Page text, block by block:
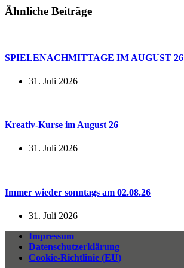
Ähnliche Beiträge
SPIELENACHMITTAGE IM AUGUST 26
31. Juli 2026
Kreativ-Kurse im August 26
31. Juli 2026
Immer wieder sonntags am 02.08.26
31. Juli 2026
Impressum
Datenschutzerklärung
Cookie-Richtlinie (EU)